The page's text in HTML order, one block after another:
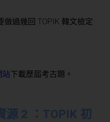
過幾回 TOPIK 韓文檢定
站下載歷屆考古題。
源 2 ：TOPIK 初